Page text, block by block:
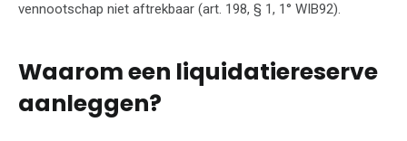
vennootschap niet aftrekbaar (art. 198, § 1, 1° WIB92).
Waarom een liquidatiereserve
aanleggen?